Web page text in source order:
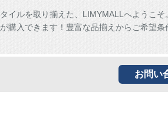
イルを取り揃えた、LIMYMALLへようこそ
購入できます！豊富な品揃えからご希望条
お問い